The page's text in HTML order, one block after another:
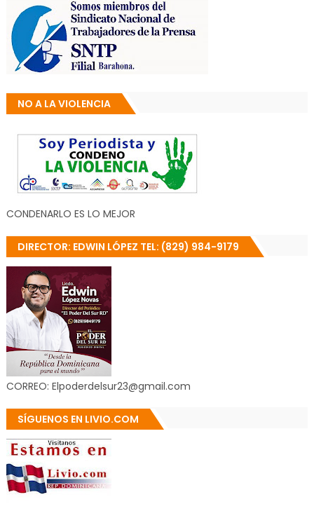
NO A LA VIOLENCIA
CONDENARLO ES LO MEJOR
DIRECTOR: EDWIN LÓPEZ TEL: (829) 984-9179
CORREO: Elpoderdelsur23@gmail.com
SÍGUENOS EN LIVIO.COM